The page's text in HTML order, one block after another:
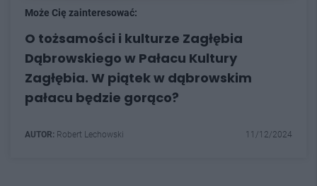
Może Cię zainteresować:
O tożsamości i kulturze Zagłębia
Dąbrowskiego w Pałacu Kultury
Zagłębia. W piątek w dąbrowskim
pałacu będzie gorąco?
AUTOR: Robert Lechowski 11/12/2024